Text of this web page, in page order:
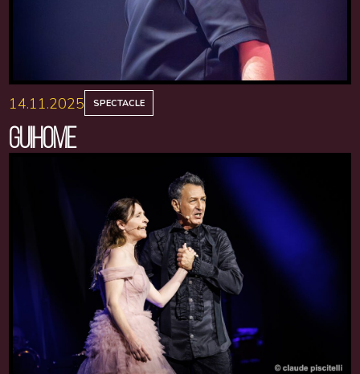
14.11.2025 SPECTACLE
GUIHOME